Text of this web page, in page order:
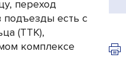
переход
подъезды есть с
(ТТК),
комплексе